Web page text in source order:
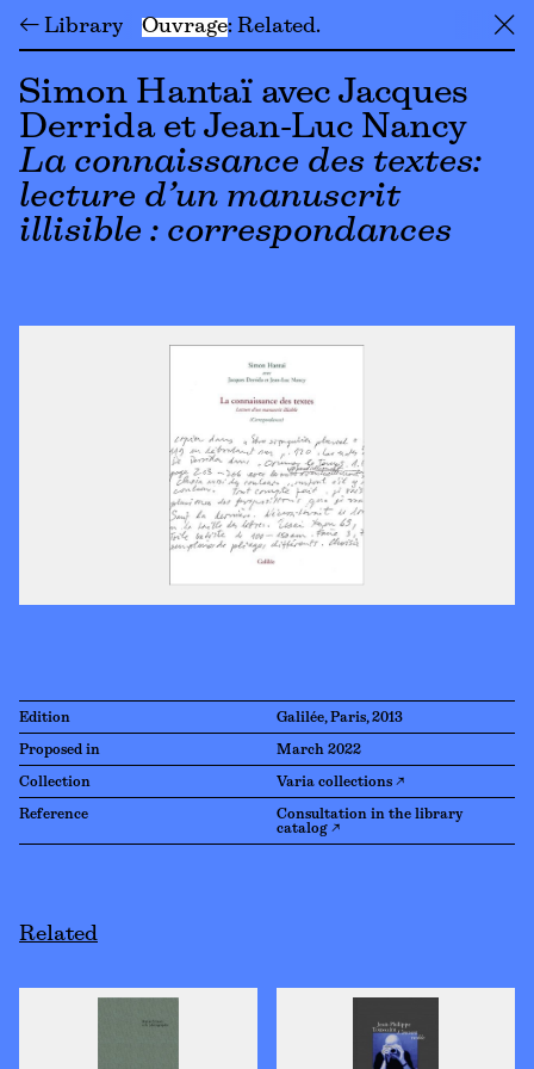
← Library Ouvrage Related ╳
Simon Hantaï avec Jacques
Derrida et Jean-Luc Nancy
La connaissance des textes:
lecture d’un manuscrit
illisible : correspondances
Edition Galilée, Paris, 2013
Proposed in March 2022
Collection Varia collections ↗
Reference
Consultation in the library
catalog ↗
Related